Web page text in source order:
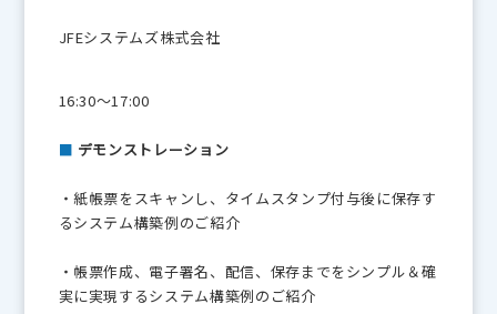
JFEシステムズ株式会社
16:30～17:00
■ デモンストレーション
・紙帳票をスキャンし、タイムスタンプ付与後に保存す
るシステム構築例のご紹介
・帳票作成、電子署名、配信、保存までをシンプル＆確
実に実現するシステム構築例のご紹介